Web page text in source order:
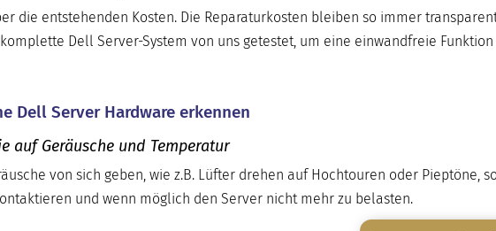
die entstehenden Kosten. Die Reparaturkosten bleiben so immer
Dell Server-System von uns getestet, um eine einwandfreie Funktion
Dell Server Hardware erkennen
auf Geräusche und Temperatur
von sich geben, wie z.B. Lüfter drehen auf Hochtouren oder Pieptöne,
und wenn möglich den Server nicht mehr zu belasten.